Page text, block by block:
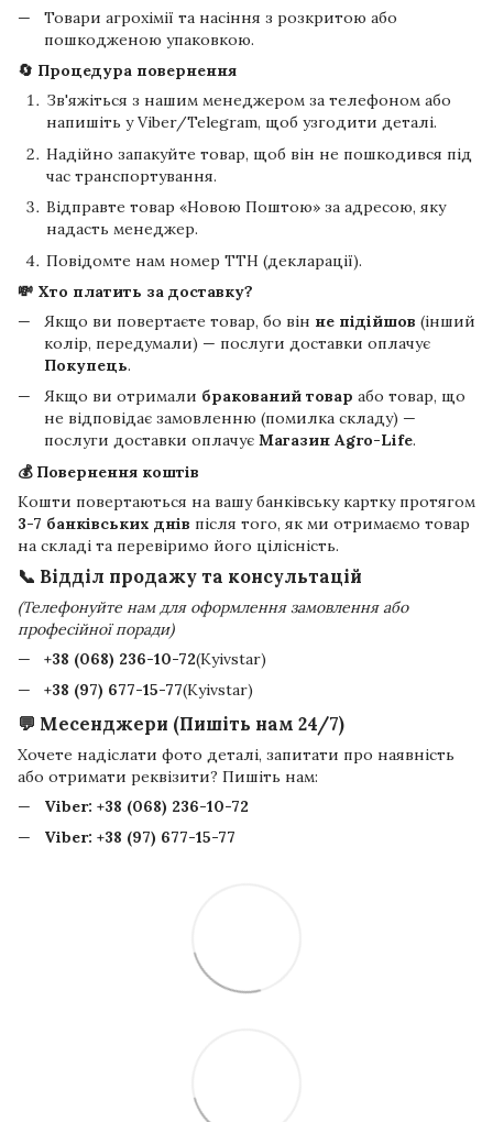
Товари агрохімії та насіння з розкритою або
пошкодженою упаковкою.
🔄 Процедура повернення
Зв'яжіться з нашим менеджером за телефоном або
напишіть у Viber/Telegram, щоб узгодити деталі.
Надійно запакуйте товар, щоб він не пошкодився під
час транспортування.
Відправте товар «Новою Поштою» за адресою, яку
надасть менеджер.
Повідомте нам номер ТТН (декларації).
💸 Хто платить за доставку?
Якщо ви повертаєте товар, бо він не підійшов (інший
колір, передумали) — послуги доставки оплачує
Покупець.
Якщо ви отримали бракований товар або товар, що
не відповідає замовленню (помилка складу) —
послуги доставки оплачує Магазин Agro-Life.
💰 Повернення коштів
Кошти повертаються на вашу банківську картку протягом
3-7 банківських днів після того, як ми отримаємо товар
на складі та перевіримо його цілісність.
📞 Відділ продажу та консультацій
(Телефонуйте нам для оформлення замовлення або
професійної поради)
+38 (068) 236-10-72(Kyivstar)
+38 (97) 677-15-77(Kyivstar)
💬 Месенджери (Пишіть нам 24/7)
Хочете надіслати фото деталі, запитати про наявність
або отримати реквізити? Пишіть нам:
Viber: +38 (068) 236-10-72
Viber: +38 (97) 677-15-77